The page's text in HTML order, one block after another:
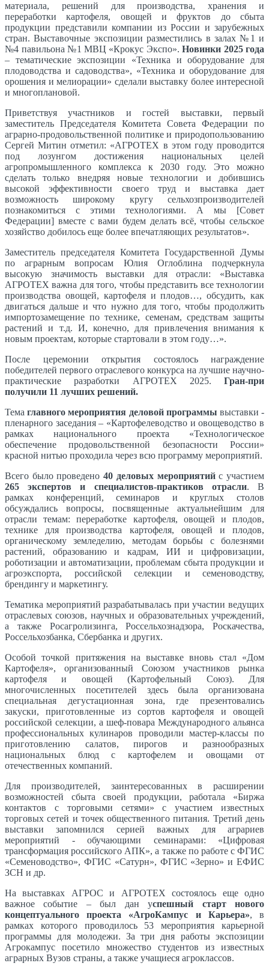
материала, решений для производства, хранения и
переработки картофеля, овощей и фруктов до сбыта
продукции представили компании из России и зарубежных
стран. Выставочные экспозиции разместились в залах №1 и
№4 павильона №1 МВЦ «Крокус Экспо».Новинки 2025 года
– тематические экспозиции «Техника и оборудование для
плодоводства и садоводства», «Техника и оборудование для
орошения и мелиорации» сделали выставку более интересной
и многоплановой.
Приветствуя участников и гостей выставки, первый
заместитель Председателя Комитета Совета Федерации по
аграрно-продовольственной политике и природопользованию
Сергей Митин отметил: «АГРОТЕХ в этом году проводится
под лозунгом достижения национальных целей
агропромышленного комплекса к 2030 году. Это можно
сделать только внедряя новые технологии и добившись
высокой эффективности своего труд и выставка дает
возможность широкому кругу сельхозпроизводителей
познакомиться с этими технологиями. А мы [Совет
Федерации] вместе с вами будем делать всё, чтобы сельское
хозяйство добилось еще более впечатляющих результатов».
Заместитель председателя Комитета Государственной Думы
по аграрным вопросам Юлия Оглоблина подчеркнула
высокую значимость выставки для отрасли: «Выставка
АГРОТЕХ важна для того, чтобы представить все технологии
производства овощей, картофеля и плодов…, обсудить, как
двигаться дальше и что нужно для того, чтобы продолжить
импортозамещение по технике, семенам, средствам защиты
растений и т.д. И, конечно, для привлечения внимания к
новым проектам, которые стартовали в этом году…».
После церемонии открытия состоялось награждение
победителей первого отраслевого конкурса на лучшие научно-
практические разработки АГРОТЕХ 2025. Гран-при
получили 11 лучших решений.
Темаглавного мероприятия деловой программы выставки -
пленарного заседания – «Картофелеводство и овощеводство в
рамках национального проекта «Технологическое
обеспечение продовольственной безопасности России»
красной нитью проходила через всю программу мероприятий.
Всего было проведено40 деловых мероприятийс участием
265 экспертов и специалистов-практиков отрасли. В
рамках конференций, семинаров и круглых столов
обсуждались вопросы, посвященные актуальнейшим для
отрасли темам: переработке картофеля, овощей и плодов,
технике для производства картофеля, овощей и плодов,
органическому земледелию, методам борьбы с болезнями
растений, образованию и кадрам, ИИ и цифровизации,
роботизации и автоматизации, проблемам сбыта продукции и
агроэкспорта, российской селекции и семеноводству,
брендингу и маркетингу.
Тематика мероприятий разрабатывалась при участии ведущих
отраслевых союзов, научных и образовательных учреждений,
а также Росагролизинга, Россельхознадзора, Роскачества,
Россельхозбанка, Сбербанка и других.
Особой точкой притяжения на выставке вновь стал «Дом
Картофеля», организованный Союзом участников рынка
картофеля и овощей (Картофельный Союз). Для
многочисленных посетителей здесь была организована
специальная дегустационная зона, где презентовались
закуски, приготовленные из сортов картофеля и овощей
российской селекции, а шеф-повара Международного альянса
профессиональных кулинаров проводили мастер-классы по
приготовлению салатов, пирогов и разнообразных
национальных блюд с картофелем и овощами от
отечественных компаний.
Для производителей, заинтересованных в расширении
возможностей сбыта своей продукции, работала «Биржа
контактов с торговыми сетями» с участием известных
торговых сетей и точек общественного питания. Третий день
выставки запомнился серией важных для аграриев
мероприятий - обучающими семинарами: «Цифровая
трансформация российского АПК», а также по работе с ФГИС
«Семеноводство», ФГИС «Сатурн», ФГИС «Зерно» и ЕФИС
ЗСН и др.
На выставках АГРОС и АГРОТЕХ состоялось еще одно
важное событие – был дан успешный старт нового
концептуального проекта «АгроКампус и Карьера», в
рамках которого проводилось 53 мероприятия карьерной
программы для молодежи. За три дня работы экспозиции
Агрокампус посетило множество студентов из известных
аграрных Вузов страны, а также учащиеся агроклассов.